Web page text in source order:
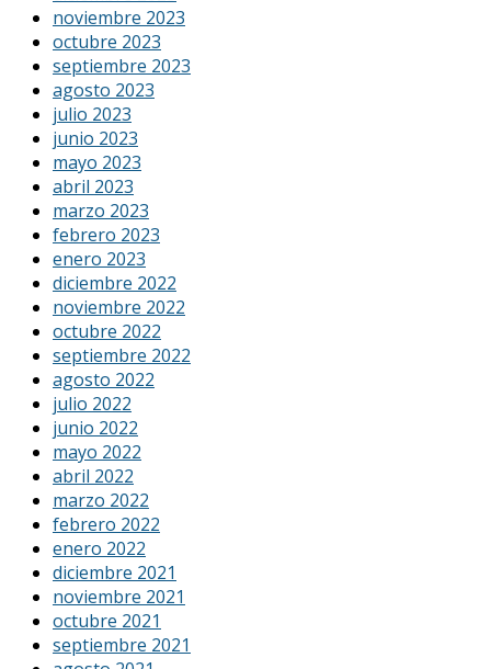
noviembre 2023
octubre 2023
septiembre 2023
agosto 2023
julio 2023
junio 2023
mayo 2023
abril 2023
marzo 2023
febrero 2023
enero 2023
diciembre 2022
noviembre 2022
octubre 2022
septiembre 2022
agosto 2022
julio 2022
junio 2022
mayo 2022
abril 2022
marzo 2022
febrero 2022
enero 2022
diciembre 2021
noviembre 2021
octubre 2021
septiembre 2021